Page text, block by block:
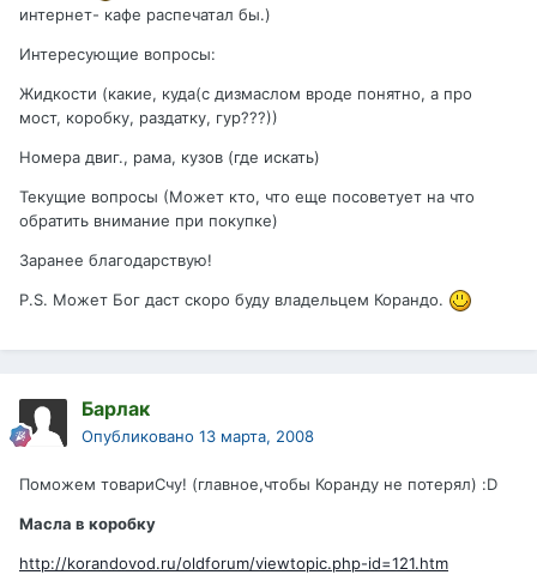
интернет- кафе распечатал бы.)
Интересующие вопросы:
Жидкости (какие, куда(с дизмаслом вроде понятно, а про
мост, коробку, раздатку, гур???))
Номера двиг., рама, кузов (где искать)
Текущие вопросы (Может кто, что еще посоветует на что
обратить внимание при покупке)
Заранее благодарствую!
P.S. Может Бог даст скоро буду владельцем Корандо.
Барлак
Опубликовано 13 марта, 2008
Поможем товариСчу! (главное,чтобы Коранду не потерял) :D
Масла в коробку
http://korandovod.ru/oldforum/viewtopic.php-id=121.htm